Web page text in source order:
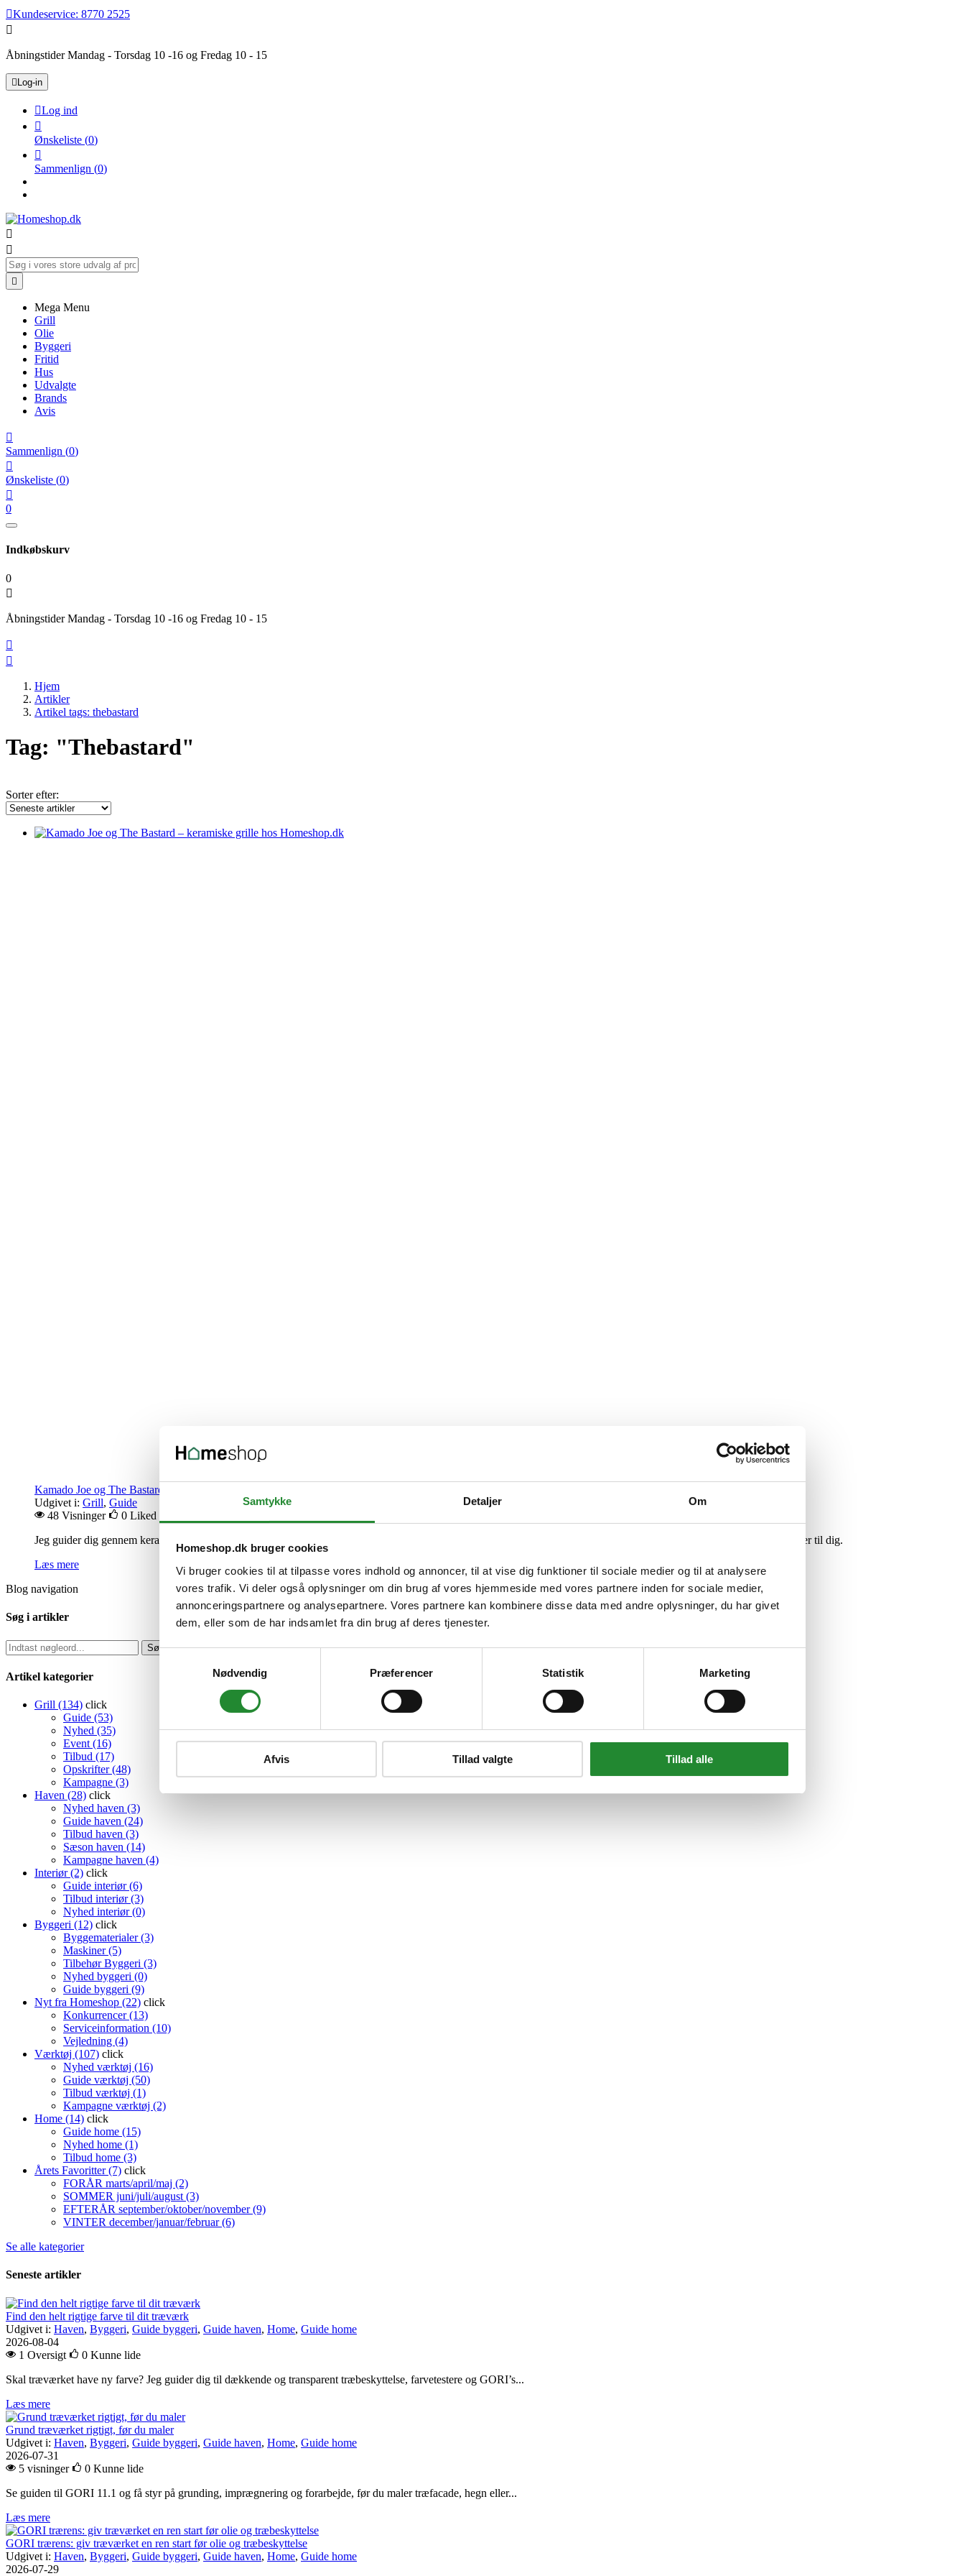
Samtykke Detaljer Om
Homeshop.dk bruger cookies
Vi bruger cookies til at tilpasse vores indhold og annoncer, til at vise dig funktioner til sociale medier og til at analysere
vores trafik. Vi deler også oplysninger om din brug af vores hjemmeside med vores partnere inden for sociale medier,
annonceringspartnere og analysepartnere. Vores partnere kan kombinere disse data med andre oplysninger, du har givet
dem, eller som de har indsamlet fra din brug af deres tjenester.
Samtykkevalg
Nødvendig
Præferencer Statistik Marketing
Afvis Tillad valgte Tillad alle
Kundeservice: 8770 2525

Åbningstider Mandag - Torsdag 10 -16 og Fredag 10 - 15
 Log-in
Log ind

Ønskeliste (0)

Sammenlign (0)



Mega Menu
Grill
Olie
Byggeri
Fritid
Hus
Udvalgte
Brands
Avis

Sammenlign (0)

Ønskeliste (0)

0
Indkøbskurv
0

Åbningstider Mandag - Torsdag 10 -16 og Fredag 10 - 15


Hjem
Artikler
Artikel tags: thebastard
Tag: "Thebastard"
Sorter efter:
Kamado Joe og The Bastard – keramiske grille hos Homeshop.dk
Udgivet i: Grill, Guide
48 Visninger
0 Liked
Jeg guider dig gennem keramiske grille fra Kamado Joe og The Bastard. Se hvad du kan bruge en kamado grill til, hvilket tilbehør der er smart, og hvilken model der passer til dig.
Læs mere
Blog navigation
Søg i artikler
Artikel kategorier
Grill (134) click
Guide (53)
Nyhed (35)
Event (16)
Tilbud (17)
Opskrifter (48)
Kampagne (3)
Haven (28) click
Nyhed haven (3)
Guide haven (24)
Tilbud haven (3)
Sæson haven (14)
Kampagne haven (4)
Interiør (2) click
Guide interiør (6)
Tilbud interiør (3)
Nyhed interiør (0)
Byggeri (12) click
Byggematerialer (3)
Maskiner (5)
Tilbehør Byggeri (3)
Nyhed byggeri (0)
Guide byggeri (9)
Nyt fra Homeshop (22) click
Konkurrencer (13)
Serviceinformation (10)
Vejledning (4)
Værktøj (107) click
Nyhed værktøj (16)
Guide værktøj (50)
Tilbud værktøj (1)
Kampagne værktøj (2)
Home (14) click
Guide home (15)
Nyhed home (1)
Tilbud home (3)
Årets Favoritter (7) click
FORÅR marts/april/maj (2)
SOMMER juni/juli/august (3)
EFTERÅR september/oktober/november (9)
VINTER december/januar/februar (6)
Se alle kategorier
Seneste artikler
Find den helt rigtige farve til dit træværk
Udgivet i: Haven, Byggeri, Guide byggeri, Guide haven, Home, Guide home
2026-08-04
1 Oversigt
0 Kunne lide
Skal træværket have ny farve? Jeg guider dig til dækkende og transparent træbeskyttelse, farvetestere og GORI’s...
Læs mere
Grund træværket rigtigt, før du maler
Udgivet i: Haven, Byggeri, Guide byggeri, Guide haven, Home, Guide home
2026-07-31
5 visninger
0 Kunne lide
Se guiden til GORI 11.1 og få styr på grunding, imprægnering og forarbejde, før du maler træfacade, hegn eller...
Læs mere
GORI trærens: giv træværket en ren start før olie og træbeskyttelse
Udgivet i: Haven, Byggeri, Guide byggeri, Guide haven, Home, Guide home
2026-07-29